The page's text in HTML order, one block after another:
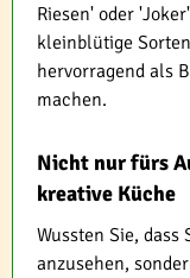
Riesen' oder
kleinblütige
hervorragend als
machen.
Nicht nur fürs
kreative Küche
Wussten Sie,
anzusehen,